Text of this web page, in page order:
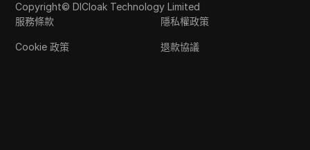
Copyright© DICloak Technology Limited
服務條款
隱私權政策
Cookie 政策 退款協議